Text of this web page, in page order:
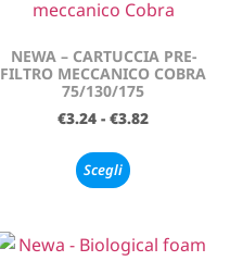
NEWA – CARTUCCIA PRE-
FILTRO MECCANICO COBRA
75/130/175
€3.24 - €3.82
Scegli